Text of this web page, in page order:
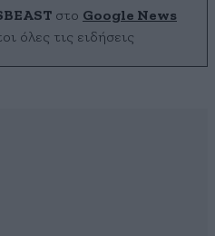
στο Google News
όλες τις ειδήσεις